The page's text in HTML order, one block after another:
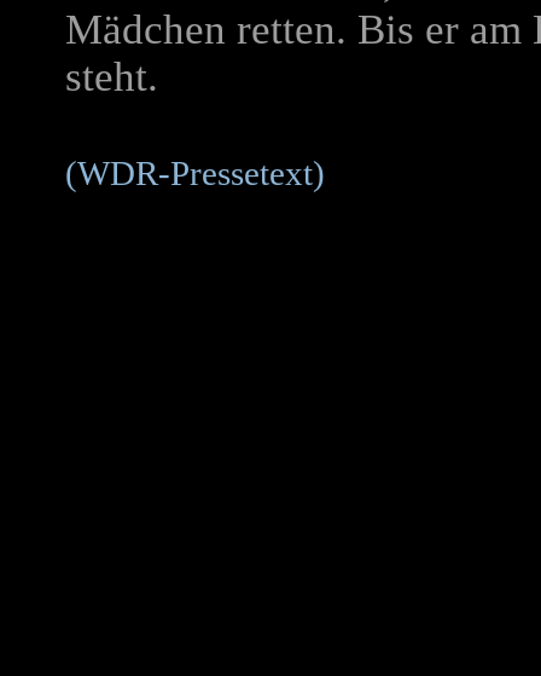
Mädchen retten. Bis er
steht.
(WDR-Pressetext)